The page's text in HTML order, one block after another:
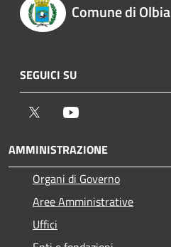
Comune di Olbia
SEGUICI SU
Twitter
AMMINISTRAZIONE
Organi di Governo
Aree Amministrative
Uffici